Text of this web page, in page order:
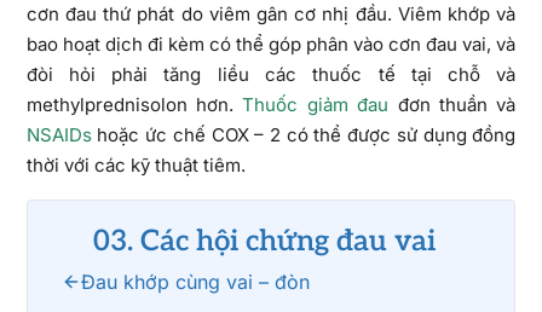
cơn đau thứ phát do viêm gân cơ nhị đầu. Viêm khớp và
bao hoạt dịch đi kèm có thể góp phân vào cơn đau vai, và
đòi hỏi phải tăng liều các thuốc tế tại chỗ và
methylprednisolon hơn.Thuốc giảm đau đơn thuần và
NSAIDshoặc ức chế COX – 2 có thể được sử dụng đồng
thời với các kỹ thuật tiêm.
03. Các hội chứng đau vai
Đau khớp cùng vai – đòn